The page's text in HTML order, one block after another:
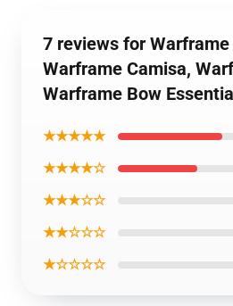
7 reviews for
Warframe Camisa,
Warframe Bow
★★★★★
★★★★☆
★★★☆☆
★★☆☆☆
★☆☆☆☆